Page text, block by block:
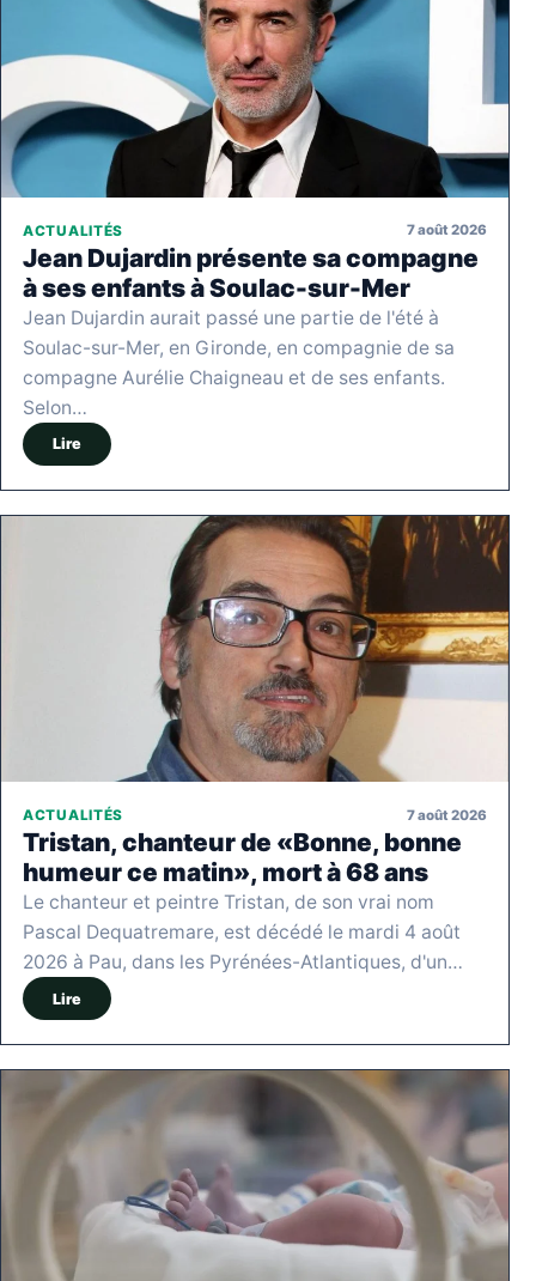
ACTUALITÉS 7 août 2026
Jean Dujardin présente sa compagne
à ses enfants à Soulac-sur-Mer
Jean Dujardin aurait passé une partie de l'été à
Soulac-sur-Mer, en Gironde, en compagnie de sa
compagne Aurélie Chaigneau et de ses enfants.
Selon…
Lire
ACTUALITÉS 7 août 2026
Tristan, chanteur de «Bonne, bonne
humeur ce matin», mort à 68 ans
Le chanteur et peintre Tristan, de son vrai nom
Pascal Dequatremare, est décédé le mardi 4 août
2026 à Pau, dans les Pyrénées-Atlantiques, d'un…
Lire